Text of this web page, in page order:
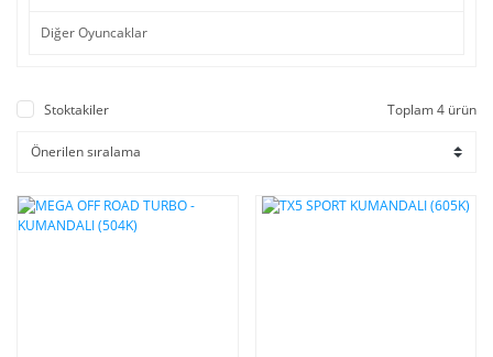
Diğer Oyuncaklar
Stoktakiler Toplam 4 ürün